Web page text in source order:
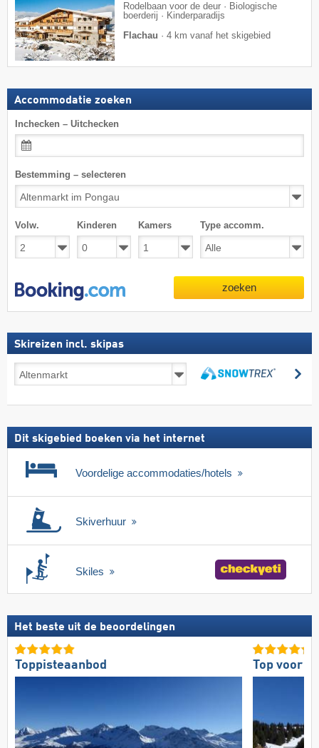
Rodelbaan voor de deur · Biologische
boerderij · Kinderparadijs
Flachau · 4 km vanaf het skigebied
Accommodatie zoeken
Inchecken – Uitchecken
Bestemming – selecteren
Volw. Kinderen Kamers Type accomm.
zoeken
Skireizen incl. skipas
Skireizen
incl.
Dit skigebied boeken via het internet
Voordelige accommodaties/hotels
Skiverhuur
Skiles
Het beste uit de beoordelingen
Toppisteaanbod Top voor